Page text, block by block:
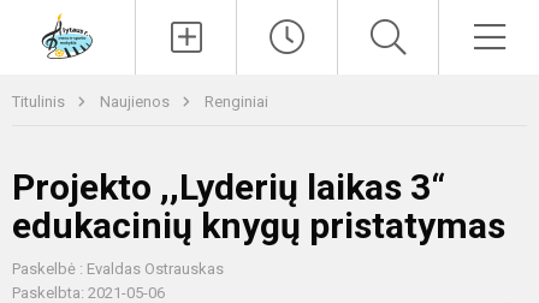
Titulinis Naujienos Renginiai
Projekto ,,Lyderių laikas 3“
edukacinių knygų pristatymas
Paskelbė : Evaldas Ostrauskas
Paskelbta: 2021-05-06